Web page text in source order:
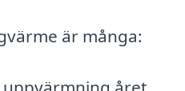
är många: